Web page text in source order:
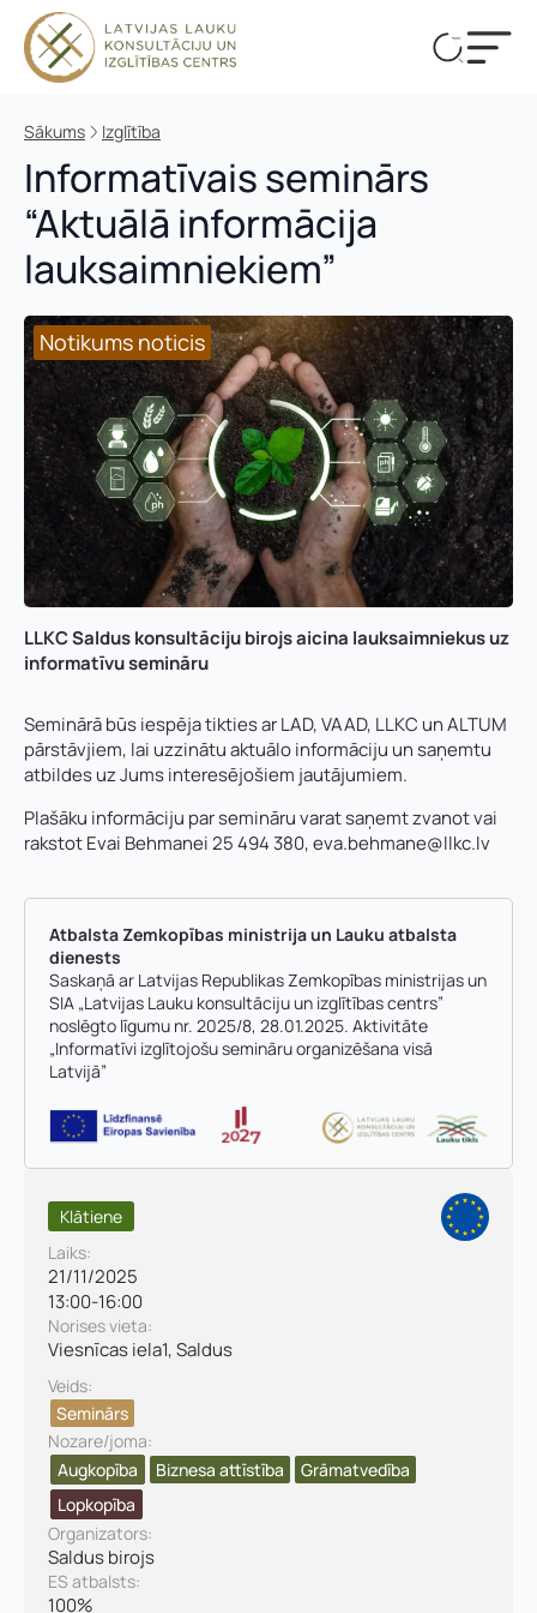
Sākums Izglītība
Informatīvais seminārs
“Aktuālā informācija
lauksaimniekiem”
Notikums noticis
Notikums noticis
LLKC Saldus konsultāciju birojs aicina lauksaimniekus uz
informatīvu semināru
Seminārā būs iespēja tikties ar LAD, VAAD, LLKC un ALTUM
pārstāvjiem, lai uzzinātu aktuālo informāciju un saņemtu
atbildes uz Jums interesējošiem jautājumiem.
Plašāku informāciju par semināru varat saņemt zvanot vai
rakstot Evai Behmanei 25 494 380,eva.behmane@llkc.lv
Atbalsta Zemkopības ministrija un Lauku atbalsta
dienests
Saskaņā ar Latvijas Republikas Zemkopības ministrijas un
SIA „Latvijas Lauku konsultāciju un izglītības centrs”
noslēgto līgumu nr. 2025/8, 28.01.2025. Aktivitāte
„Informatīvi izglītojošu semināru organizēšana visā
Latvijā”
Klātiene
Laiks:
21/11/2025
13:00-16:00
Norises vieta:
Viesnīcas iela1, Saldus
Veids:
Seminārs
Nozare/joma:
Augkopība
Biznesa attīstība​
Grāmatvedība
Lopkopība
Organizators:
Saldus birojs
ES atbalsts:
100%
Vārds*
Uzvārds*
Vārds, uzvārds
Uzņēmuma reģistrācijas numurs: